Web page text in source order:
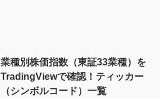
業種別株価指数（東証33業種）を
TradingViewで確認！ティッカー
（シンボルコード）一覧